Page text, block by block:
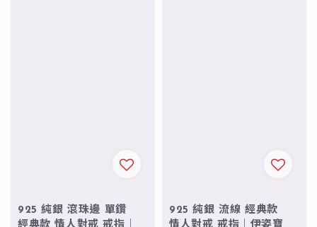
925 純銀 滾珠邊 單鑽
925 純銀 流線 經典款